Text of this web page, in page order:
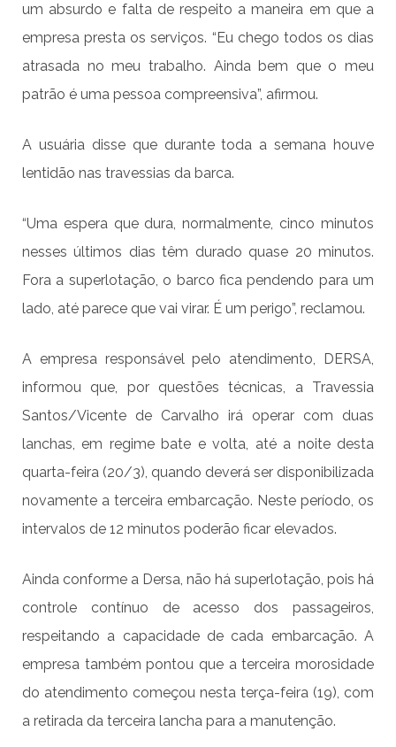
um absurdo e falta de respeito a maneira em que a
empresa presta os serviços. “Eu chego todos os dias
atrasada no meu trabalho. Ainda bem que o meu
patrão é uma pessoa compreensiva”, afirmou.
A usuária disse que durante toda a semana houve
lentidão nas travessias da barca.
“Uma espera que dura, normalmente, cinco minutos
nesses últimos dias têm durado quase 20 minutos.
Fora a superlotação, o barco fica pendendo para um
lado, até parece que vai virar. É um perigo”, reclamou.
A empresa responsável pelo atendimento, DERSA,
informou que, por questões técnicas, a Travessia
Santos/Vicente de Carvalho irá operar com duas
lanchas, em regime bate e volta, até a noite desta
quarta-feira (20/3), quando deverá ser disponibilizada
novamente a terceira embarcação. Neste período, os
intervalos de 12 minutos poderão ficar elevados.
Ainda conforme a Dersa, não há superlotação, pois há
controle contínuo de acesso dos passageiros,
respeitando a capacidade de cada embarcação. A
empresa também pontou que a terceira morosidade
do atendimento começou nesta terça-feira (19), com
a retirada da terceira lancha para a manutenção.